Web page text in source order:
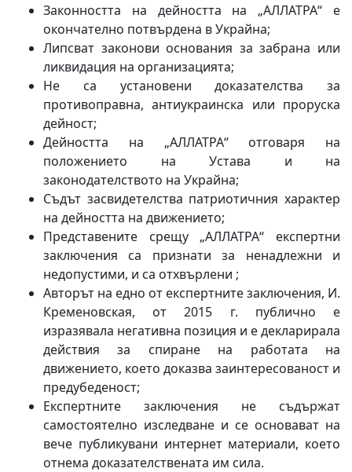
Законността на дейността на „АЛЛАТРА“ е
окончателно потвърдена в Украйна;
Липсват законови основания за забрана или
ликвидация на организацията;
Не са установени доказателства за
противоправна, антиукраинска или проруска
дейност;
Дейността на „АЛЛАТРА“ отговаря на
положението на Устава и на
законодателството на Украйна;
Съдът засвидетелства патриотичния характер
на дейността на движението;
Представените срещу „АЛЛАТРА“ експертни
заключения са признати за ненадлежни и
недопустими, и са отхвърлени ;
Авторът на едно от експертните заключения, И.
Кременовская, от 2015 г. публично е
изразявала негативна позиция и е декларирала
действия за спиране на работата на
движението, което доказва заинтересованост и
предубеденост;
Експертните заключения не съдържат
самостоятелно изследване и се основават на
вече публикувани интернет материали, което
отнема доказателствената им сила.